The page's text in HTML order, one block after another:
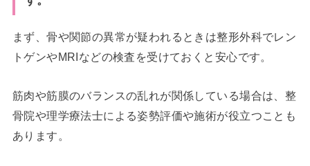
まず、骨や関節の異常が疑われるときは整形外科でレン
トゲンやMRIなどの検査を受けておくと安心です。
筋肉や筋膜のバランスの乱れが関係している場合は、整
骨院や理学療法士による姿勢評価や施術が役立つことも
あります。